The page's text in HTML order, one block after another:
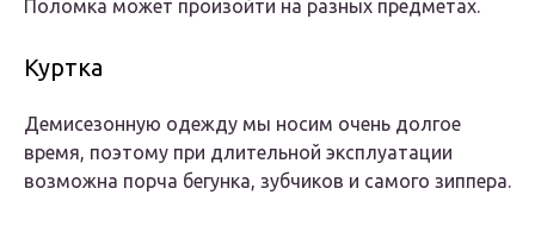
Поломка может произойти на разных предметах.
Куртка
Демисезонную одежду мы носим очень долгое
время, поэтому при длительной эксплуатации
возможна порча бегунка, зубчиков и самого зиппера.